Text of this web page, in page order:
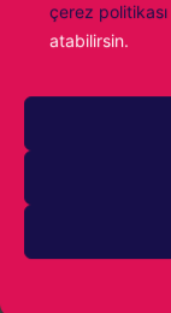
çerez politikası
atabilirsin.